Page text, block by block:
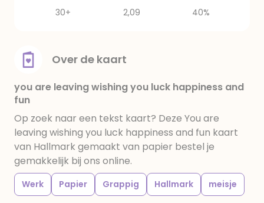
30+
2,09 40%
Over de kaart
you are leaving wishing you luck happiness and
fun
Op zoek naar een tekst kaart? Deze You are
leaving wishing you luck happiness and fun kaart
van Hallmark gemaakt van papier bestel je
gemakkelijk bij ons online.
Werk Papier Grappig Hallmark meisje